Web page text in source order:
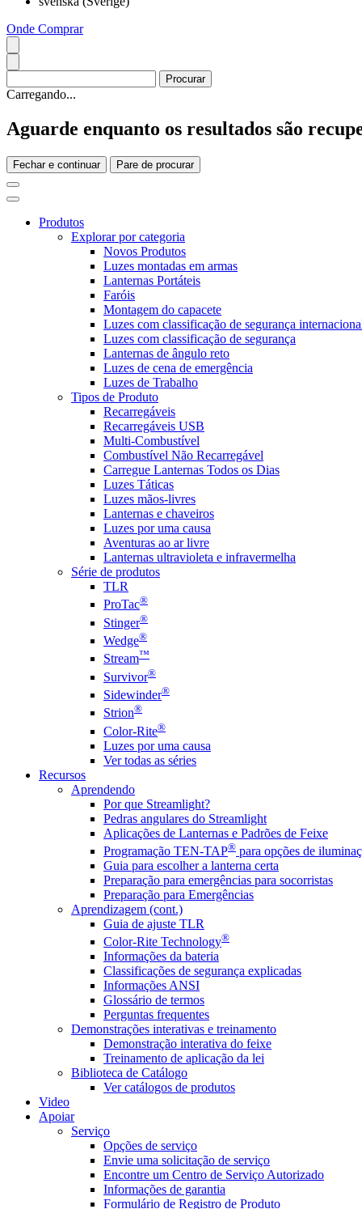
Onde Comprar
Carregando...
Aguarde enquanto os resultados são
Fechar e continuar Pare de procurar
Produtos
Explorar por categoria
Novos Produtos
Luzes montadas em armas
Lanternas Portáteis
Faróis
Montagem do capacete
Luzes com classificação de segurança
Luzes com classificação de segurança
Lanternas de ângulo reto
Luzes de cena de emergência
Luzes de Trabalho
Tipos de Produto
Recarregáveis
Recarregáveis USB
Multi-Combustível
Combustível Não Recarregável
Carregue Lanternas Todos os Dias
Luzes Táticas
Luzes mãos-livres
Lanternas e chaveiros
Luzes por uma causa
Aventuras ao ar livre
Lanternas ultravioleta e infravermelha
Série de produtos
TLR
ProTac®
Stinger®
Wedge®
Stream™
Survivor®
Sidewinder®
Strion®
Color-Rite®
Luzes por uma causa
Ver todas as séries
Recursos
Aprendendo
Por que Streamlight?
Pedras angulares do Streamlight
Aplicações de Lanternas e Padrões de Feixe
Programação TEN-TAP® para opções de
Guia para escolher a lanterna certa
Preparação para emergências para socorristas
Preparação para Emergências
Aprendizagem (cont.)
Guia de ajuste TLR
Color-Rite Technology®
Informações da bateria
Classificações de segurança explicadas
Informações ANSI
Glossário de termos
Perguntas frequentes
Demonstrações interativas e treinamento
Demonstração interativa do feixe
Treinamento de aplicação da lei
Biblioteca de Catálogo
Ver catálogos de produtos
Video
Apoiar
Serviço
Opções de serviço
Envie uma solicitação de serviço
Encontre um Centro de Serviço Autorizado
Informações de garantia
Formulário de Registro de Produto